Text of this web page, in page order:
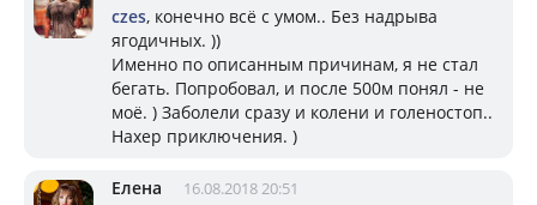
czes, конечно всё с умом.. Без надрыва
ягодичных. ))
Именно по описанным причинам, я не стал
бегать. Попробовал, и после 500м понял - не
моё. ) Заболели сразу и колени и голеностоп..
Нахер приключения. )
Елена 16.08.2018 20:51